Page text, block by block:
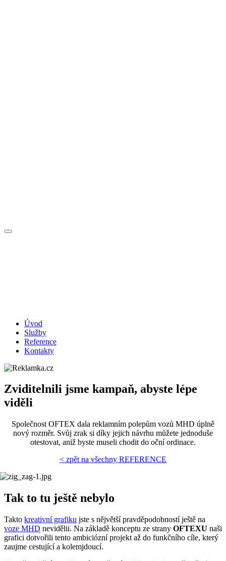
Úvod
Služby
Reference
Kontakty
Zviditelnili jsme kampaň, abyste lépe
viděli
Společnost OFTEX dala reklamním polepům vozů MHD úplně
nový rozměr. Svůj zrak si díky jejich návrhu můžete jednoduše
otestovat, aniž byste museli chodit do oční ordinace.
< zpět na všechny REFERENCE
Tak to tu ještě nebylo
Takto kreativní grafiku jste s nějvětší pravděpodobností ještě na
voze MHD nevidělii. Na základě konceptu ze strany OFTEXU naši
grafici dotvořili tento ambiciózní projekt až do funkčního cíle, který
zaujme cestující a kolemjdoucí.